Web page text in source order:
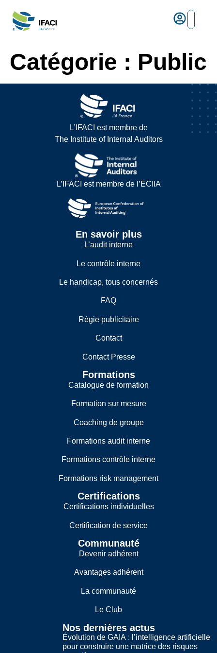
Catégorie : Public
L’IFACI est membre de
The Institute of Internal Auditors
L’IFACI est membre de l’ECIIA
En savoir plus
L’audit interne
Le contrôle interne
Le handicap, tous concernés
FAQ
Régie publicitaire
Contact
Contact Presse
Formations
Catalogue de formation
Formation sur mesure
Coaching de groupe
Formations audit interne
Formations contrôle interne
Formations risk management
Certifications
Certifications individuelles
Certification de service
Communauté
Devenir adhérent
Avantages adhérent
La communauté
Le Club
Nos dernières actus
Évolution de GAIA : l’intelligence artificielle
pour construire une matrice des risques